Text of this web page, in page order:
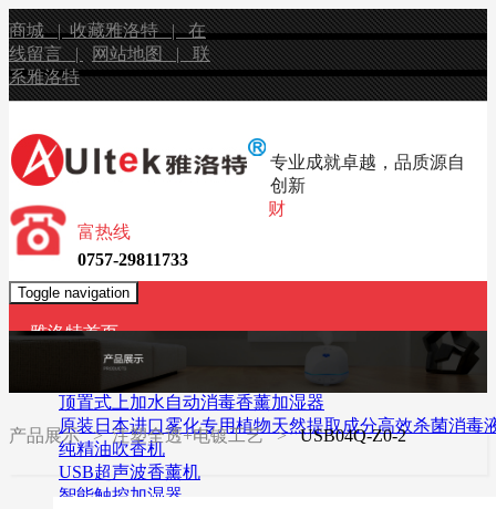
商城 |收藏雅洛特 |在
线留言 | 网站地图 |联
系雅洛特
专业成就卓越，品质源自
创新
财
富热线
0757-29811733
Toggle navigation
雅洛特首页
无水香薰机
顶置式上加水自动消毒香薰加湿器
原装日本进口雾化专用植物天然提取成分高效杀菌消毒
纯精油吹香机
USB超声波香薰机
智能触控加湿器
产品展示> 注塑全透+电镀工艺 >USB04Q-Z0-2